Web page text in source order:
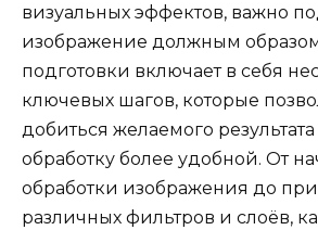
визуальных эффектов, важно
изображение должным
подготовки включает в себя
ключевых шагов, которые
добиться желаемого
обработку более удобной. От
обработки изображения до
различных фильтров и слоёв,